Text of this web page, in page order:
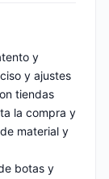
y
y ajustes
tiendas
la compra y
material y
botas y